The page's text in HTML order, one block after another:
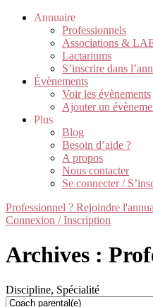
Annuaire
Professionnels
Associations &
Lactariums
S’inscrire dans
Évènements
Voir les évènements
Ajouter un
Plus
Blog
Besoin d’aide ?
A propos
Nous contacter
Se connecter /
Professionnel ? Rejoindre
Connexion / Inscription
Archives :
Discipline, Spécialité